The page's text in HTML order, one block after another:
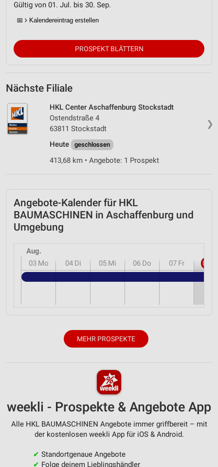
Gültig von 01. Jul. bis 30. Sep.
📅 Kalendereintrag erstellen
PROSPEKT BLÄTTERN
Nächste Filiale
❯
HKL Center Aschaffenburg Stockstadt
Ostendstraße 4
63811 Stockstadt
Heute
geschlossen
413,68 km • Angebote: 1 Prospekt
Angebote-Kalender für HKL
BAUMASCHINEN in Aschaffenburg und
Umgebung
Aug.
03 Mo 04 Di 05 Mi 06 Do 07 Fr 08
MEHR PROSPEKTE
weekli - Prospekte & Angebote App
Alle HKL BAUMASCHINEN Angebote immer griffbereit – mit
der kostenlosen weekli App für iOS & Android.
✔ Standortgenaue Angebote
✔ Folge deinem Lieblingshändler